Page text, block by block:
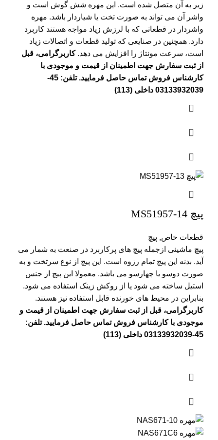
زیر به آن متصل شده است. این مهره شش گوش است و
واشر آن می تواند به صورت تخت یا شیاردار باشد. مهره
واشردار در قطعاتی که با لرزش زیاد مواجه هستند کاربرد
دارد. همچنین در صنایعی که تولید قطعات و اتصالات زیاد
است، سرعت مونتاژ را افزایش می دهد.کاربرگرامی، قبل
از ثبت سفارش جهت اطمینان از قیمت و موجودی با
کارشناس فروش تماس حاصل فرمایید. تلفن: 45-
03133932039 داخلی (113)
پیچ MS51957-14
قطعات خاص, پیچ
پیچ ماشینی ازجمله پیچ های پرکاربرد در صنعت به شمار می
آید. بدنه این پیچ تمام رزوه است. این پیچ از نوع سرتخت و به
صورت دوسو یا چهارسو می باشد. معمولا این پیچ از جنس
استیل ساخته می شود یا از روکش زینک استفاده می شود.
بنابراین در محیط های خورنده قابل استفاده نیز هستند.
کاربرگرامی، قبل از ثبت سفارش جهت اطمینان از قیمت و
موجودی با کارشناس فروش تماس حاصل فرمایید. تلفن:
45-03133932039 داخلی (113)